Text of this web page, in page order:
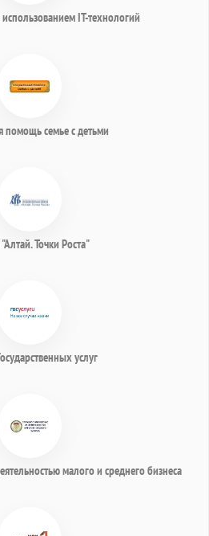
IT-технологий
помощь семье с детьми
Точки Роста"
услуг
малого и среднего бизнеса